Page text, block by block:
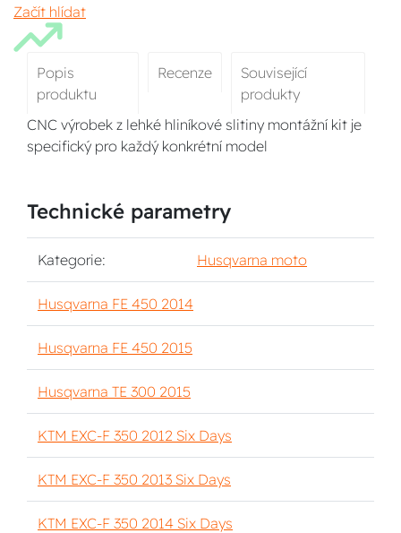
Začít hlídat
Popis
produktu
Recenze
Související
produkty
CNC výrobek z lehké hliníkové slitiny montážní kit je
specifický pro každý konkrétní model
Technické parametry
Kategorie: Husqvarna moto
Husqvarna FE 450 2014
Husqvarna FE 450 2015
Husqvarna TE 300 2015
KTM EXC-F 350 2012 Six Days
KTM EXC-F 350 2013 Six Days
KTM EXC-F 350 2014 Six Days